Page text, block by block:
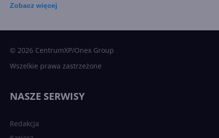
Zobacz więcej
© 2026 CentrumXP/Onex Group
Wszelkie prawa zastrzeżone
NASZE SERWISY
Redakcja